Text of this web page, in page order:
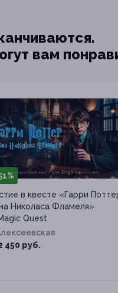
вам
в квесте «Гарри
Николаса Фламеля»
Quest
450 руб.